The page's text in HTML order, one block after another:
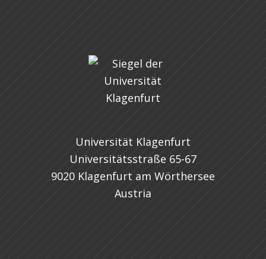
Universität Klagenfurt
Universitätsstraße 65-67
9020 Klagenfurt am Wörthersee
Austria